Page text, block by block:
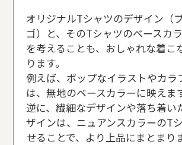
オリジナルTシャツのデザイン（
ゴ）と、そのTシャツのベースカ
を考えることも、おしゃれな着こ
ります。
例えば、ポップなイラストやカラ
は、無地のベースカラーに映えま
逆に、繊細なデザインや落ち着い
ザインは、ニュアンスカラーのT
せることで、より上品にまとまり